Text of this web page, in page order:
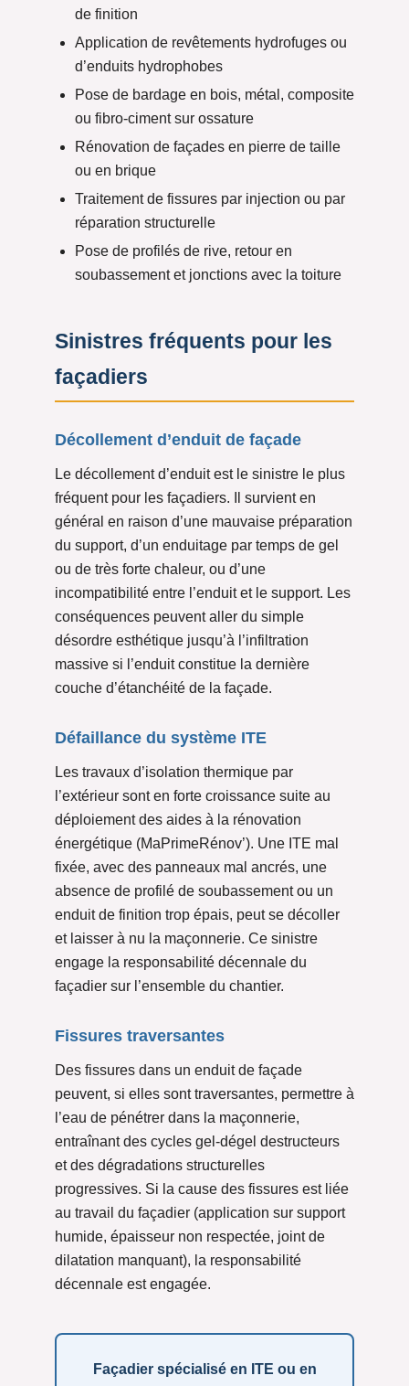
de finition
Application de revêtements hydrofuges ou
d’enduits hydrophobes
Pose de bardage en bois, métal, composite
ou fibro-ciment sur ossature
Rénovation de façades en pierre de taille
ou en brique
Traitement de fissures par injection ou par
réparation structurelle
Pose de profilés de rive, retour en
soubassement et jonctions avec la toiture
Sinistres fréquents pour les
façadiers
Décollement d’enduit de façade
Le décollement d’enduit est le sinistre le plus
fréquent pour les façadiers. Il survient en
général en raison d’une mauvaise préparation
du support, d’un enduitage par temps de gel
ou de très forte chaleur, ou d’une
incompatibilité entre l’enduit et le support. Les
conséquences peuvent aller du simple
désordre esthétique jusqu’à l’infiltration
massive si l’enduit constitue la dernière
couche d’étanchéité de la façade.
Défaillance du système ITE
Les travaux d’isolation thermique par
l’extérieur sont en forte croissance suite au
déploiement des aides à la rénovation
énergétique (MaPrimeRénov’). Une ITE mal
fixée, avec des panneaux mal ancrés, une
absence de profilé de soubassement ou un
enduit de finition trop épais, peut se décoller
et laisser à nu la maçonnerie. Ce sinistre
engage la responsabilité décennale du
façadier sur l’ensemble du chantier.
Fissures traversantes
Des fissures dans un enduit de façade
peuvent, si elles sont traversantes, permettre à
l’eau de pénétrer dans la maçonnerie,
entraînant des cycles gel-dégel destructeurs
et des dégradations structurelles
progressives. Si la cause des fissures est liée
au travail du façadier (application sur support
humide, épaisseur non respectée, joint de
dilatation manquant), la responsabilité
décennale est engagée.
Façadier spécialisé en ITE ou en